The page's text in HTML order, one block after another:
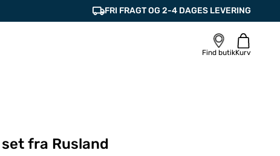
FRI FRAGT OG 2-4 DAGES LEVERING
Find butikKurv
fra Rusland